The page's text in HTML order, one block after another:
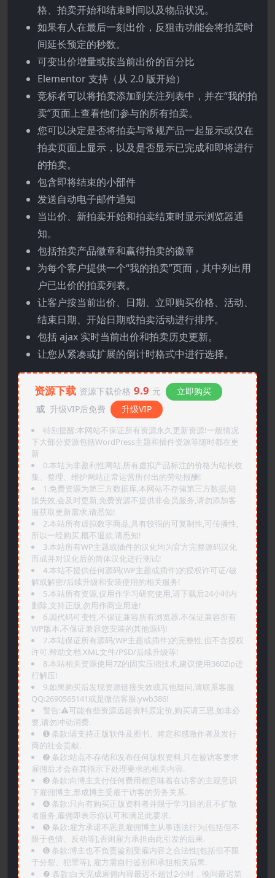
格、拍卖开始和结束时间以及物品状况。
如果有人在最​​后一刻出价，反狙击功能会将拍卖时
间延长预定的秒数。
可变出价增量或按当前出价的百分比
Elementor 支持（从 2.0 版开始）
竞标者可以将拍卖添加到关注列表中，并在“我的拍
卖”页面上查看他们参与的所有拍卖。
您可以决定是否将拍卖与常规产品一起显示或仅在
拍卖页面上显示，以及是否显示已完成和即将进行
的拍卖。
包含即将结束的小部件
发送自动电子邮件通知
当出价、新拍卖开始和拍卖结束时显示浏览器通
知。
包括拍卖产品徽章和赢得拍卖的徽章
为每个客户提供一个“我的拍卖”页面，其中列出用
户已出价的拍卖列表。
让客户按当前出价、日期、立即购买价格、活动、
结束日期、开始日期或拍卖活动进行排序。
包括 ajax 实时当前出价和拍卖历史更新。
让您从紧凑或扩展的倒计时格式中进行选择。
资源下载 资源下载价格 9.9 元
立即购买
或 升级VIP后免费 升级VIP
特别提醒:本网站不保证所有资源永久更新资源!一般情况
下大部分资源包括WordPress主题和插件资源等随时都在更
新
0.本站为非盈利性网站,所有虚拟产品标注的价格为站长收
集、整理、维护网站正常运营所付出的劳动报酬!
1.免费资源为第三方数据库,本网站不存储第三方数据,链
接失效,会及时更新,免费资源不提供非会员服务,请勿添加客
服获取更新需求,请悉知!
2.本站所有虚拟数字商品,具有较强的可复制性,可传播性,
所以一经购买,概不退款,请悉知!
3.本站所有WP主题或插件的汉化均为官方完整源码汉化
而成并对汉化后的简体汉化进行测试!
4.本站不提供任何源码(WP主题或插件)的授权许可证/破
解或解密/后续升级和安装使用的相关服务!
5.本站所有资源,仅用作学习研究使用,请下载后24小时内
删除,支持正版,勿用作商业用途!
6.因代码可变性,不保证兼容所有浏览器.不保证兼容所有
WP版本.不保证兼容您安装的其他源码!
7.本站保证所有源码(WP主题或插件)的完整性,但不含授权
许可.帮助文档.XML文件/PSD/后续升级等!
8.本站相关资源使用7Z的固实压缩技术,建议使用360Zip进
行解压!
9.如果购买后发现资源链接失效或其他疑问,请联系客服
QQ:2690565141或是微信客服:ywb386!
警告:⚠️可能有些资源远超资料原定价,购买请三思,如非必
要,请勿冲动消费.
➊️ 条款:请支持正版软件及图书。肯定和感激作者及发行
商的社会贡献.
➋️ 条款:站点不存储和发布任何版权资料,只在被访客要求
雇佣后才会在其指示下处理要求的相关内容.
➌️ 条款:向博主支付任何费用都意味着在访客的主观意识
下雇佣博主,形成博主受雇于访客的劳务关系.
➍️ 条款:只向有购买正版资料者并限于学习目的且不扩散
者服务,雇佣即表示你认可和满足此要求.
➎ 条款:雇方承诺不恶意雇佣博主从事违法行为[包括但不
限于色情、反动等],否则雇方承担由此引发的后果.
➏️ 条款:博主也不负责鉴别受雇内容之合法性[包括但不限
于分裂、犯罪等], 雇方需自行鉴别和承担相关后果.
❼ 条款:白天完成雇佣内容最迟不超过2小时，晚间最迟第